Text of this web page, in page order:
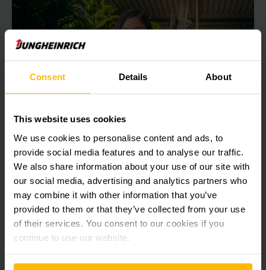
Consent Details About
This website uses cookies
We use cookies to personalise content and ads, to
provide social media features and to analyse our traffic.
We also share information about your use of our site with
our social media, advertising and analytics partners who
may combine it with other information that you’ve
provided to them or that they’ve collected from your use
of their services. You consent to our cookies if you
continue to use our website.
与永恒力一起塑造内部物流的未来
在永恒力开启你的职业生涯，加入一个充满激情与团队精神的创
新团队，共同塑造未来的内部物流。
了解更多内容